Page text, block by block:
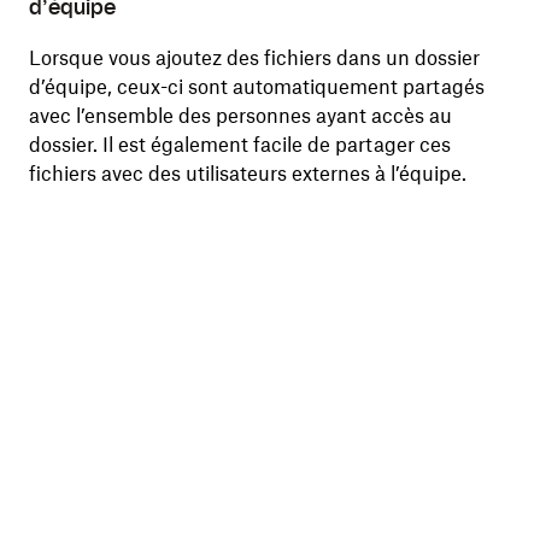
d’équipe
Lorsque vous ajoutez des fichiers dans un dossier
d’équipe, ceux-ci sont automatiquement partagés
avec l’ensemble des personnes ayant accès au
dossier. Il est également facile de partager ces
fichiers avec des utilisateurs externes à l’équipe.